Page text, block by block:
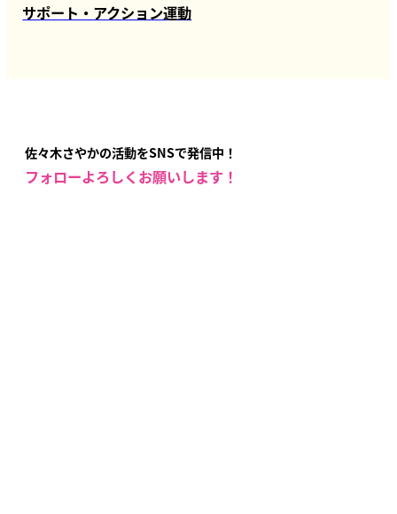
サポート・アクション運動
佐々木さやかの活動をSNSで発信中！
フォローよろしくお願いします！